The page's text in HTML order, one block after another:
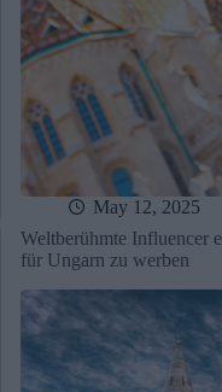
May 12, 2025
Weltberühmte Influencer
für Ungarn zu werben